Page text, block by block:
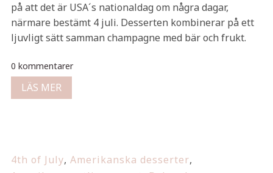
på att det är USA´s nationaldag om några dagar,
närmare bestämt 4 juli. Desserten kombinerar på ett
ljuvligt sätt samman champagne med bär och frukt.
0 kommentarer
LÄS MER
4th of July, Amerikanska desserter,